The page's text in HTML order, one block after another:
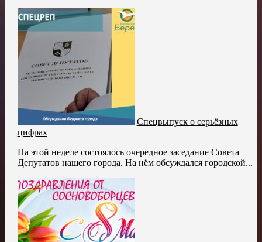
Спецвыпуск о серьёзных
цифрах
На этой неделе состоялось очередное заседание Совета
Депутатов нашего города. На нём обсуждался городской...